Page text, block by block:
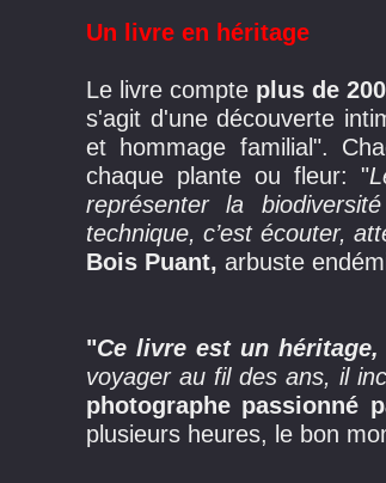
Un livre en héritage
Le livre compte plus de
s'agit d'une découverte
et hommage familial".
chaque plante ou fleur: "
représenter la
technique, c’est écouter,
Bois Puant, arbuste
"Ce livre est un héritage,
voyager au fil des ans, il
photographe passionné
plusieurs heures, le bon